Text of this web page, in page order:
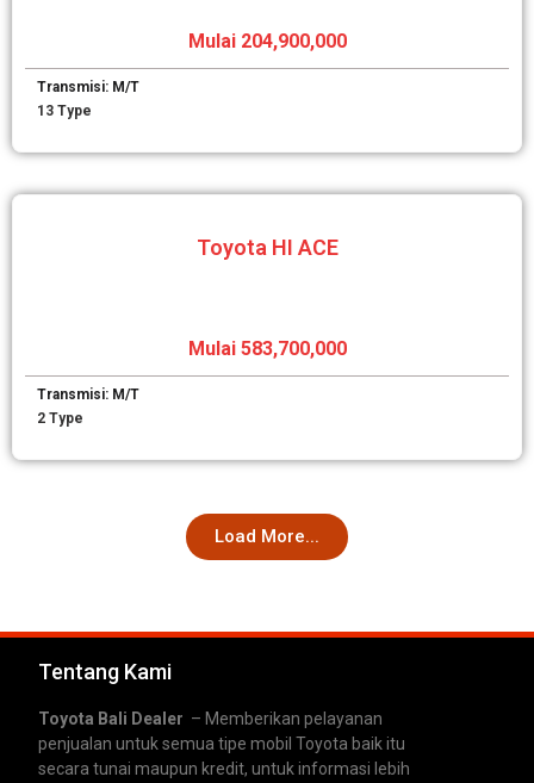
Mulai 204,900,000
Transmisi: M/T
13 Type
Toyota HI ACE
Mulai 583,700,000
Transmisi: M/T
2 Type
Load More...
Tentang Kami
Toyota Bali Dealer – Memberikan pelayanan
penjualan untuk semua tipe mobil Toyota baik itu
secara tunai maupun kredit, untuk informasi lebih